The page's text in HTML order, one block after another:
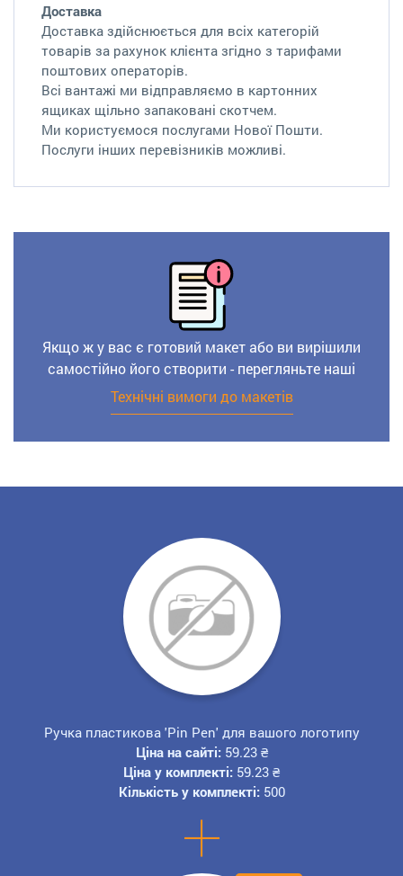
Доставка
Доставка здійснюється для всіх категорій
товарів за рахунок клієнта згідно з тарифами
поштових операторів.
Всі вантажі ми відправляємо в картонних
ящиках щільно запаковані скотчем.
Ми користуємося послугами Нової Пошти.
Послуги інших перевізників можливі.
Якщо ж у вас є готовий макет або ви вирішили
самостійно його створити - перегляньте наші
Технічні вимоги до макетів
+
Ручка пластикова 'Pin Pen' для вашого логотипу
Ціна на сайті: 59.23 ₴
Ціна у комплекті: 59.23 ₴
Кількість у комплекті: 500